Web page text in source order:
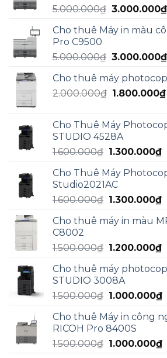
5.000.000₫ Giá
là:
3.000.000₫
Cho thuê Máy in màu
Pro C9500
5.000.000₫ Giá
là:
5.000.000₫.
3.000.000₫
Cho thuê máy
2.000.000₫ Giá
2.000.000₫.
1.800.000₫
Cho Thuê Máy
STUDIO 4528A
1.600.000₫ Giá
là:
1.600.000₫.
1.300.000₫
Cho Thuê Máy
Studio2021AC
1.600.000₫ Giá
là:
1.300.000₫
Cho thuê máy in màu
C8002
1.500.000₫ Giá
là:
1.500.000₫.
1.200.000₫
Cho thuê máy
STUDIO 3008A
1.500.000₫ Giá
là:
1.500.000₫.
1.000.000₫
Cho thuê Máy in công
RICOH Pro 8400S
1.500.000₫ Giá
1.000.000₫